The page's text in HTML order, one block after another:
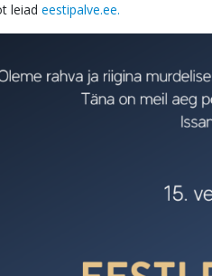
leiad eestipalve.ee.